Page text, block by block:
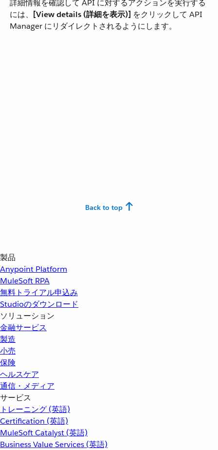
詳細情報を確認して API に対するアクションを実行する
には、​
[View details (詳細を表示)] ​ をクリックして API
Manager にリダイレクトされるようにします。
Back to top
製品
Anypoint Platform
MuleSoft RPA
無料トライアル申込み
Studioのダウンロード
ソリューション
金融サービス
製造
小売
保険
ヘルスケア
通信・メディア
サービス
トレーニング (英語)
Certification (英語)
MuleSoft Catalyst (英語)
Business Value Services (英語)